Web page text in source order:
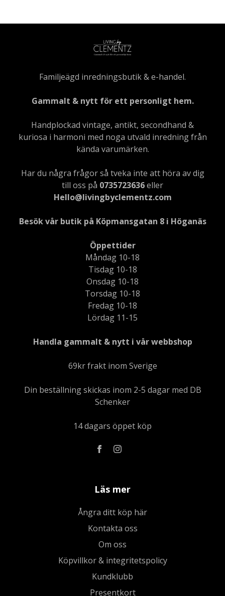
Familjeägd inredningsbutik & e-handel.
Gammalt & nytt för ett personligt hem.
Handplockad vintage, antikt, secondhand &
kuriosa i harmoni med noga utvald inredning från
kända varumärken.
Har du några frågor så tveka inte att höra av dig
till oss på 0735723636eller
Hello@livingbyclementz.com
Besök vår butik på Köpmansgatan 8 i Höganäs
Öppettider
Måndag 10-18
Tisdag 10-18
Onsdag 10-18
Torsdag 10-18
Fredag 10-18
Lördag 11-15
Handla gammalt & nytt i vår webbshop
69kr frakt inom Sverige
Din beställning skickas inom 2-5 dagar med DB
Schenker
14 dagars öppet köp
Läs mer
Ångra ditt köp här
Kontakta oss
Om oss
Köpvillkor & integritetspolicy
Kundklubb
Presentkort